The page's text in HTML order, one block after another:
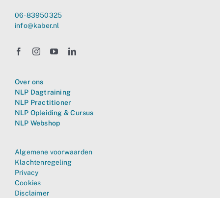
06-83950325
info@kaber.nl
Over ons
NLP Dagtraining
NLP Practitioner
NLP Opleiding & Cursus
NLP Webshop
Algemene voorwaarden
Klachtenregeling
Privacy
Cookies
Disclaimer